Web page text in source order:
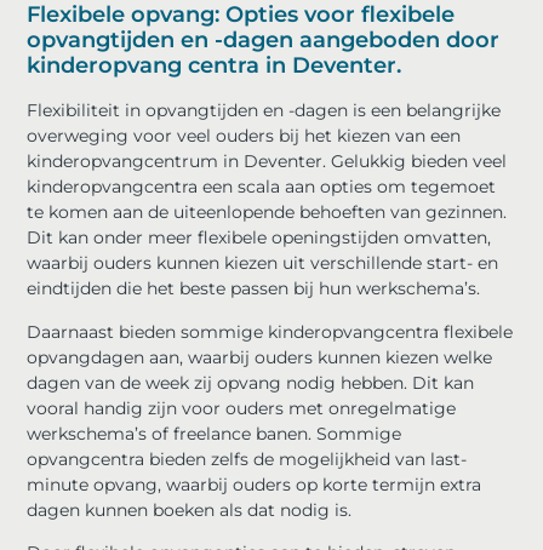
Flexibele opvang: Opties voor flexibele
opvangtijden en -dagen aangeboden door
kinderopvang centra in Deventer.
Flexibiliteit in opvangtijden en -dagen is een belangrijke
overweging voor veel ouders bij het kiezen van een
kinderopvangcentrum in Deventer. Gelukkig bieden veel
kinderopvangcentra een scala aan opties om tegemoet
te komen aan de uiteenlopende behoeften van gezinnen.
Dit kan onder meer flexibele openingstijden omvatten,
waarbij ouders kunnen kiezen uit verschillende start- en
eindtijden die het beste passen bij hun werkschema’s.
Daarnaast bieden sommige kinderopvangcentra flexibele
opvangdagen aan, waarbij ouders kunnen kiezen welke
dagen van de week zij opvang nodig hebben. Dit kan
vooral handig zijn voor ouders met onregelmatige
werkschema’s of freelance banen. Sommige
opvangcentra bieden zelfs de mogelijkheid van last-
minute opvang, waarbij ouders op korte termijn extra
dagen kunnen boeken als dat nodig is.